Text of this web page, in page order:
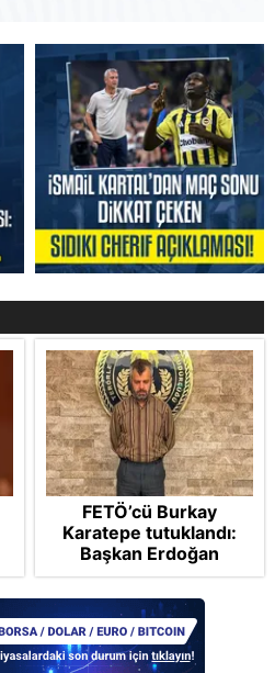
FETÖ’cü Burkay
Karatepe tutuklandı:
Başkan Erdoğan
şikayetçi oldu! 5 suçtan
dava talebi